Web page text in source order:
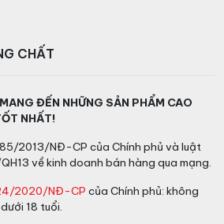
CHẤT
ĐẾN NHỮNG SẢN PHẨM CAO
NHẤT!
2013/NĐ-CP của Chính phủ và luật
về kinh doanh bán hàng qua mạng.
2020/NĐ-CP của Chính phủ: không
18 tuổi.